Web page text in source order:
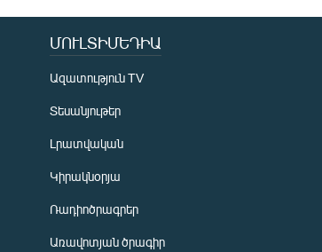
ՄՈՒԼՏԻՄԵԴԻԱ
Ազատություն TV
Տեսանյութեր
Լրատվական
Կիրակնօրյա
Ռադիոծրագրեր
Առավոտյան ծրագիր